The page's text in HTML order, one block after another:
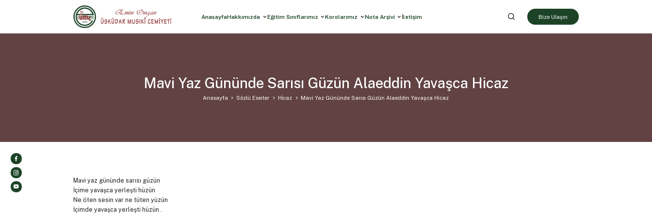
AnasayfaHakkımızda Eğitim Sınıflarımız Korolarımız Nota Arşivi İletişim Bize Ulaşın
Mavi Yaz Gününde Sarısı Güzün Alaeddin Yavaşca Hicaz
Anasayfa Sözlü Eserler Hi̇caz Mavi Yaz Gününde Sarısı Güzün Alaeddin Yavaşca Hicaz
Mavi yaz gününde sarısı güzün
İçime yavaşca yerleşti hüzün
Ne öten sesin var ne tüten yüzün
İçimde yavaşca yerleşti hüzün .